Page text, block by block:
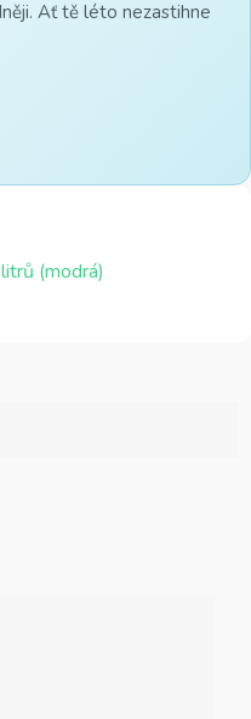
Ať tě léto nezastihne
(modrá)